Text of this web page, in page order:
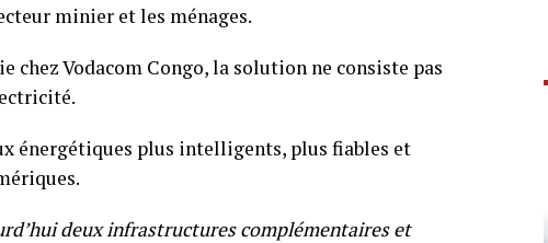
minier et les ménages.
chez Vodacom Congo, la solution ne consiste pas
énergétiques plus intelligents, plus fiables et
deux infrastructures complémentaires et